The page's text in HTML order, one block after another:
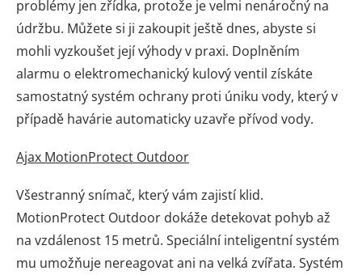
problémy jen zřídka, protože je velmi nenáročný na
údržbu. Můžete si ji zakoupit ještě dnes, abyste si
mohli vyzkoušet její výhody v praxi. Doplněním
alarmu o elektromechanický kulový ventil získáte
samostatný systém ochrany proti úniku vody, který v
případě havárie automaticky uzavře přívod vody.
Ajax MotionProtect Outdoor
Všestranný snímač, který vám zajistí klid.
MotionProtect Outdoor dokáže detekovat pohyb až
na vzdálenost 15 metrů. Speciální inteligentní systém
mu umožňuje nereagovat ani na velká zvířata. Systém